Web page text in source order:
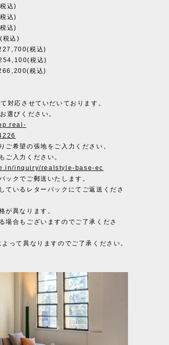
込)
込)
込)
税込)
税込)
税込)
税込)
対応させていだいております。
選びください。
希望の張地をご入力ください。
ご入力ください。
inquiry/realstyle-base-ec
クでご郵送いたします。
いるレターパックにてご返送くださ
が異なります。
合もございますのでご了承くださ
って異なりますのでご了承ください。